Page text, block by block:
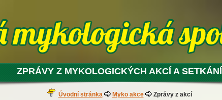
ZPRÁVY Z MYKOLOGICKÝCH AKCÍ A SETKÁNÍ
Úvodní stránka Myko akce Zprávy z akcí